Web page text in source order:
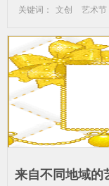
关键词： 文创 艺术节
来自不同地域的